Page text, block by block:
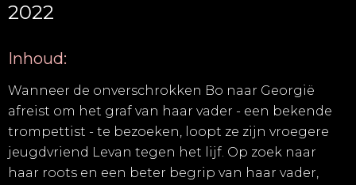
2022
Inhoud:
Wanneer de onverschrokken Bo naar Georgië
afreist om het graf van haar vader - een bekende
trompettist - te bezoeken, loopt ze zijn vroegere
jeugdvriend Levan tegen het lijf. Op zoek naar
haar roots en een beter begrip van haar vader,